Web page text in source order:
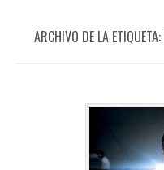
ARCHIVO DE LA ETIQUETA: